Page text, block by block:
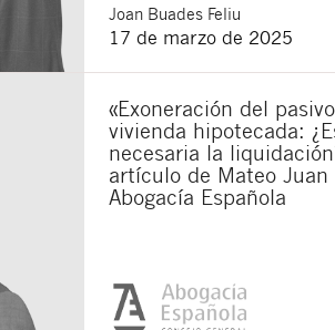
Joan Buades Feliu
17 de marzo de 2025
«Exoneración del
vivienda hipotecada:
necesaria la
artículo de Mateo Juan
Abogacía Española